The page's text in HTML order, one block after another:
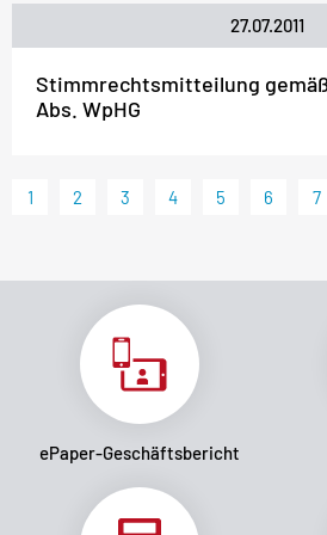
27.07.2011
Stimmrechtsmitteilung
Abs. WpHG
1 2 3 4 5 6 7
ePaper-Geschäftsbericht